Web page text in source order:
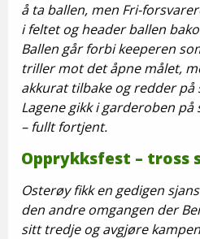
å ta ballen, men Fri-
i feltet og header ballen
Ballen går forbi keeperen
triller mot det åpne målet,
akkurat tilbake og redder på
Lagene gikk i garderoben
– fullt fortjent.
Opprykksfest – tross
Osterøy fikk en gedigen
den andre omgangen der
sitt tredje og avgjøre